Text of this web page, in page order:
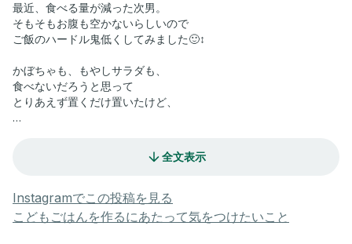
最近、食べる量が減った次男。
そもそもお腹も空かないらしいので
ご飯のハードル鬼低くしてみました🙂‍↕️
かぼちゃも、もやしサラダも、
食べないだろうと思って
とりあえず置くだけ置いたけど、
まさかすぎてびっくりだったよ🥹
もしかして、このくらい
ハードル鬼低くしたら
苦手な野菜も食べるのかな？
全文表示
Instagramでこの投稿を見る
こどもごはんを作るにあたって気をつけたいこと